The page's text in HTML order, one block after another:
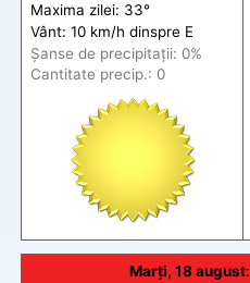
Maxima zilei: 33°
Vânt: 10 km/h dinspre E
Șanse de precipitații: 0%
Cantitate precip.: 0
Marți, 18 august: